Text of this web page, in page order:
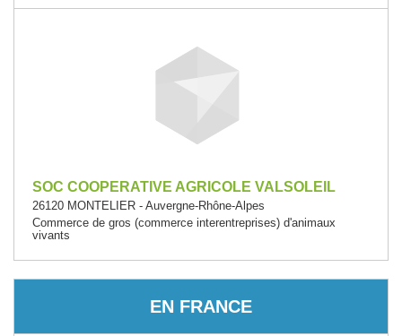
SOC COOPERATIVE AGRICOLE VALSOLEIL
26120 MONTELIER - Auvergne-Rhône-Alpes
Commerce de gros (commerce interentreprises) d'animaux
vivants
EN FRANCE